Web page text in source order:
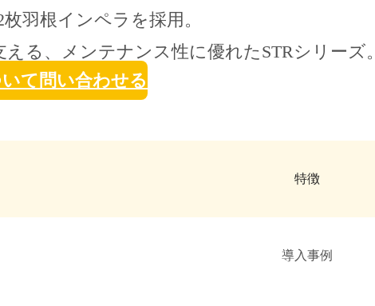
羽根インペラを採用。
る、メンテナンス性に優れたSTRシリーズ。
て問い合わせる
特徴
導入事例